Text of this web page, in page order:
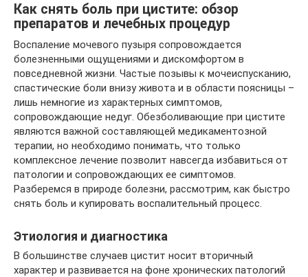
Как снять боль при цистите: обзор
препаратов и лечебных процедур
Воспаление мочевого пузыря сопровождается
болезненными ощущениями и дискомфортом в
повседневной жизни. Частые позывы к мочеиспусканию,
спастические боли внизу живота и в области поясницы –
лишь немногие из характерных симптомов,
сопровождающие недуг. Обезболивающие при цистите
являются важной составляющей медикаментозной
терапии, но необходимо понимать, что только
комплексное лечение позволит навсегда избавиться от
патологии и сопровождающих ее симптомов.
Разберемся в природе болезни, рассмотрим, как быстро
снять боль и купировать воспалительный процесс.
Этиология и диагностика
В большинстве случаев цистит носит вторичный
характер и развивается на фоне хронических патологий